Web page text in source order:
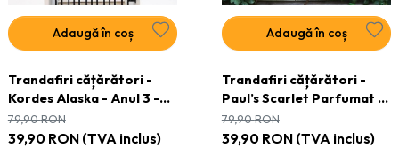
Adaugă în coș
Trandafiri cățǎrători -
Kordes Alaska - Anul 3 -
Ghiveci 2L
39,90 RON(TVA inclus)
79,90RON
Adaugă în coș
Trandafiri cățǎrători -
Paul’s Scarlet Parfumat -
Anul 3 - Ghiveci 2L
39,90 RON(TVA inclus)
79,90RON